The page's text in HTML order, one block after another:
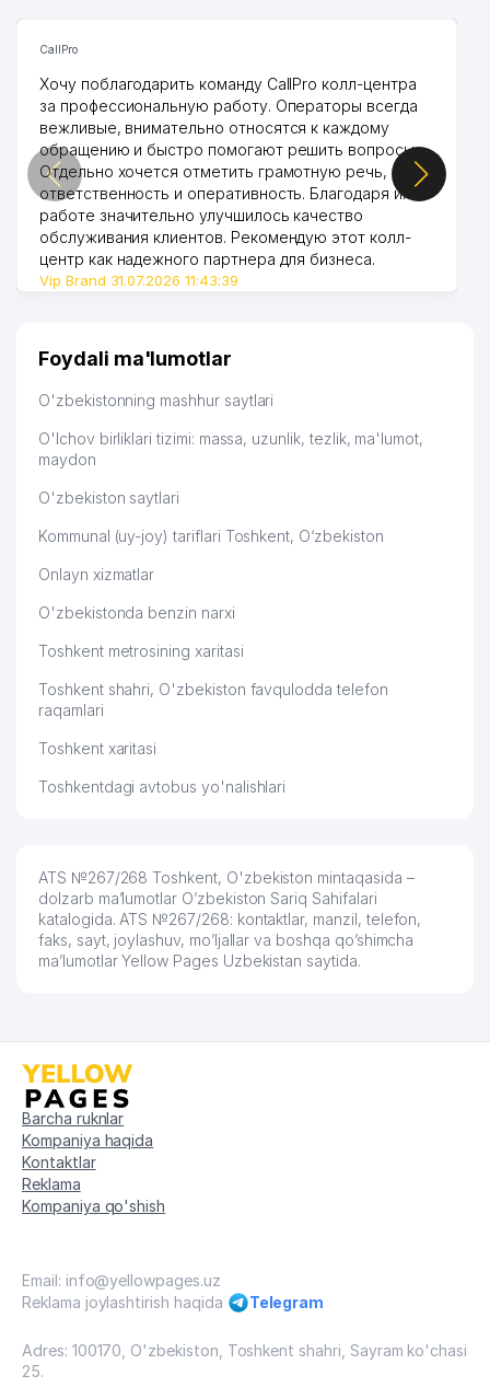
CallPro
Хочу поблагодарить команду CallPro колл-центра
за профессиональную работу. Операторы всегда
вежливые, внимательно относятся к каждому
обращению и быстро помогают решить вопросы.
Отдельно хочется отметить грамотную речь,
ответственность и оперативность. Благодаря их
работе значительно улучшилось качество
обслуживания клиентов. Рекомендую этот колл-
центр как надежного партнера для бизнеса.
Vip Brand 31.07.2026 11:43:39
Foydali ma'lumotlar
O'zbekistonning mashhur saytlari
O'lchov birliklari tizimi: massa, uzunlik, tezlik, ma'lumot,
maydon
O'zbekiston saytlari
Kommunal (uy-joy) tariflari Toshkent, O‘zbekiston
Onlayn xizmatlar
O'zbekistonda benzin narxi
Toshkent metrosining xaritasi
Toshkent shahri, O'zbekiston favqulodda telefon
raqamlari
Toshkent xaritasi
Toshkentdagi avtobus yo'nalishlari
ATS №267/268 Toshkent, O'zbekiston mintaqasida –
dolzarb ma’lumotlar O’zbekiston Sariq Sahifalari
katalogida. ATS №267/268: kontaktlar, manzil, telefon,
faks, sayt, joylashuv, mo’ljallar va boshqa qo’shimcha
ma’lumotlar Yellow Pages Uzbekistan saytida.
Barcha ruknlar
Kompaniya haqida
Kontaktlar
Reklama
Kompaniya qo'shish
Email: info@yellowpages.uz
Reklama joylashtirish haqida
Telegram
Adres: 100170, O'zbekiston, Toshkent shahri, Sayram ko'chasi
25.